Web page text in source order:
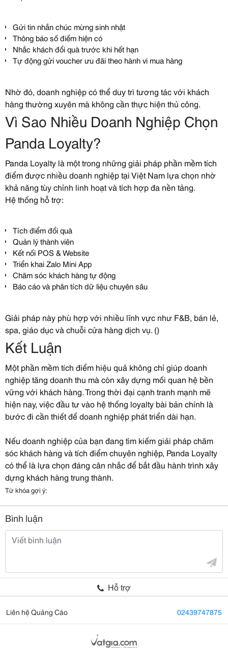
Gửi tin nhắn chúc mừng sinh nhật
Thông báo số điểm hiện có
Nhắc khách đổi quà trước khi hết hạn
Tự động gửi voucher ưu đãi theo hành vi mua hàng
Nhờ đó, doanh nghiệp có thể duy trì tương tác với khách
hàng thường xuyên mà không cần thực hiện thủ công.
Vì Sao Nhiều Doanh Nghiệp Chọn
Panda Loyalty?
Panda Loyalty là một trong những giải pháp phần mềm tích
điểm được nhiều doanh nghiệp tại Việt Nam lựa chọn nhờ
khả năng tùy chỉnh linh hoạt và tích hợp đa nền tảng.
Hệ thống hỗ trợ:
Tích điểm đổi quà
Quản lý thành viên
Kết nối POS & Website
Triển khai Zalo Mini App
Chăm sóc khách hàng tự động
Báo cáo và phân tích dữ liệu chuyên sâu
Giải pháp này phù hợp với nhiều lĩnh vực như F&B, bán lẻ,
spa, giáo dục và chuỗi cửa hàng dịch vụ. ()
Kết Luận
Một phần mềm tích điểm hiệu quả không chỉ giúp doanh
nghiệp tăng doanh thu mà còn xây dựng mối quan hệ bền
vững với khách hàng. Trong thời đại cạnh tranh mạnh mẽ
hiện nay, việc đầu tư vào hệ thống loyalty bài bản chính là
bước đi cần thiết để doanh nghiệp phát triển dài hạn.
Nếu doanh nghiệp của bạn đang tìm kiếm giải pháp chăm
sóc khách hàng và tích điểm chuyên nghiệp, Panda Loyalty
có thể là lựa chọn đáng cân nhắc để bắt đầu hành trình xây
dựng khách hàng trung thành.
Từ khóa gợi ý:
Bình luận
Hỗ trợ
Liên hệ Quảng Cáo 02439747875